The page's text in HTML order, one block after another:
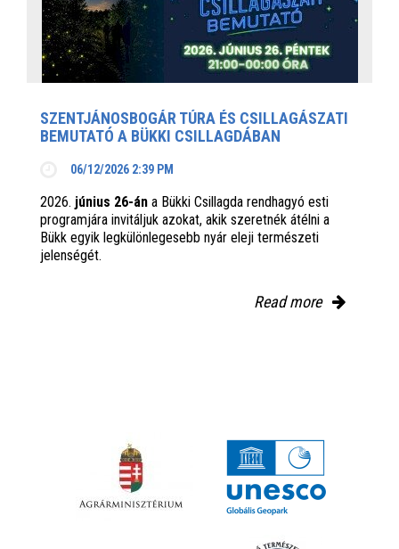
SZENTJÁNOSBOGÁR TÚRA ÉS CSILLAGÁSZATI
BEMUTATÓ A BÜKKI CSILLAGDÁBAN
06/12/2026 2:39 PM
2026. június 26-án a Bükki Csillagda rendhagyó esti
programjára invitáljuk azokat, akik szeretnék átélni a
Bükk egyik legkülönlegesebb nyár eleji természeti
jelenségét.
Read more